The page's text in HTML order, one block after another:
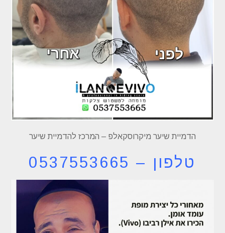
הדמיית שיער מיקרוסקאלפ – המרכז להדמיית שיער
טלפון – 0537553665